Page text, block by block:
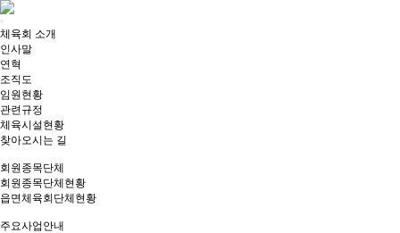
Toggle
navigation
체육회 소개
인사말
연혁
조직도
임원현황
관련규정
체육시설현황
찾아오시는 길
회원종목단체
회원종목단체현황
읍면체육회단체현황
주요사업안내